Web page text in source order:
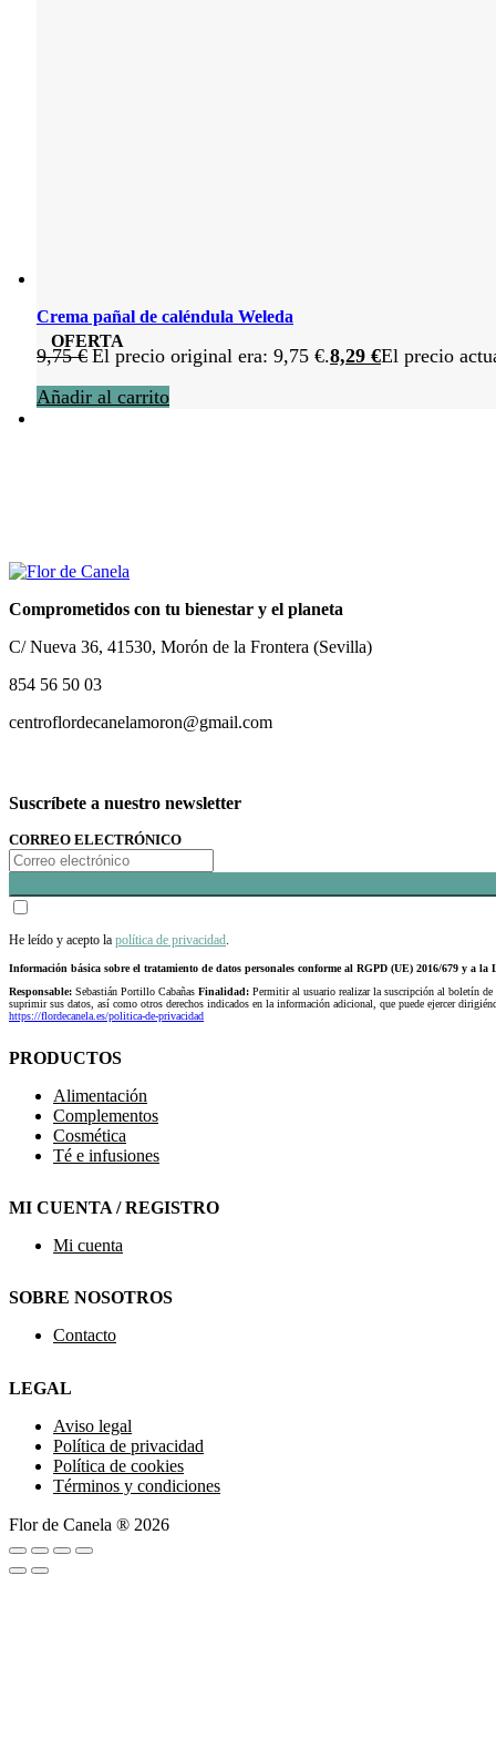
OFERTA
Crema pañal de caléndula Weleda
9,75€ El precio original era: 9,75 €.8,29 €El precio
Añadir al carrito
Comprometidos con tu bienestar y el planeta
C/ Nueva 36, 41530, Morón de la Frontera (Sevilla)
854 56 50 03
centroflordecanelamoron@gmail.com
Suscríbete a nuestro newsletter
CORREO ELECTRÓNICO
He leído y acepto la política de privacidad
Información básica sobre el tratamiento de datos personales conforme al RGPD (UE) 2016/679 y a la
Responsable: Sebastián Portillo Cabañas Finalidad: Permitir al usuario realizar la suscripción al boletín
suprimir sus datos, así como otros derechos indicados en la información adicional, que puede ejercer
https://flordecanela.es/politica-de-privacidad
PRODUCTOS
Alimentación
Complementos
Cosmética
Té e infusiones
MI CUENTA / REGISTRO
Mi cuenta
SOBRE NOSOTROS
Contacto
LEGAL
Aviso legal
Política de privacidad
Política de cookies
Términos y condiciones
Flor de Canela ® 2026